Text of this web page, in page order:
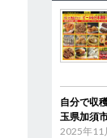
自分で収
玉県加須
2025年11